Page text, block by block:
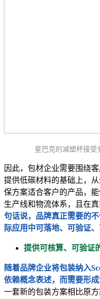
星巴克的减塑杯接受
因此，包材企业需要围绕
提供低碳材料的基础上，
保方案适合客户的产品，
生产线和物流体系，且在
句话说，品牌真正需要的
际应用中可落地、可验证
提供可核算、可验证
随着品牌企业将包装纳入
依赖概念表述，而需要形成
一套新的包装方案相比原